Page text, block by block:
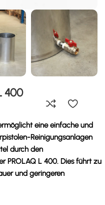
400
eine einfache und
Reinigungsanlagen
durch den
PROLAQ L 400. Dies führt zu
und geringeren